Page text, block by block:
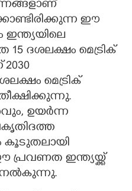
ഈ
ദശലക്ഷം മെട്രിക്
മെട്രിക്
ഉയർന്ന
കൂടുതലായി
ഇന്ത്യയ്ക്ക്
നൽകുന്നു.